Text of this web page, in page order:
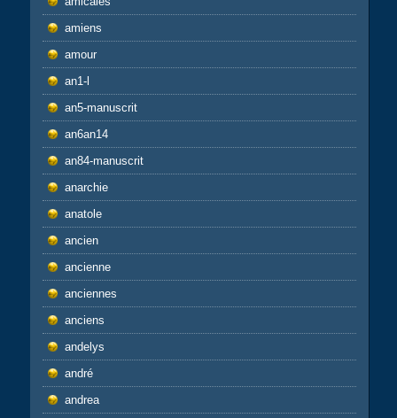
amiens
amour
an1-l
an5-manuscrit
an6an14
an84-manuscrit
anarchie
anatole
ancien
ancienne
anciennes
anciens
andelys
andré
andrea